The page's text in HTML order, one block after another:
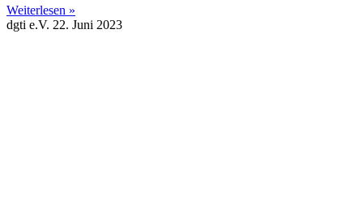
Weiterlesen »
dgti e.V. 22. Juni 2023